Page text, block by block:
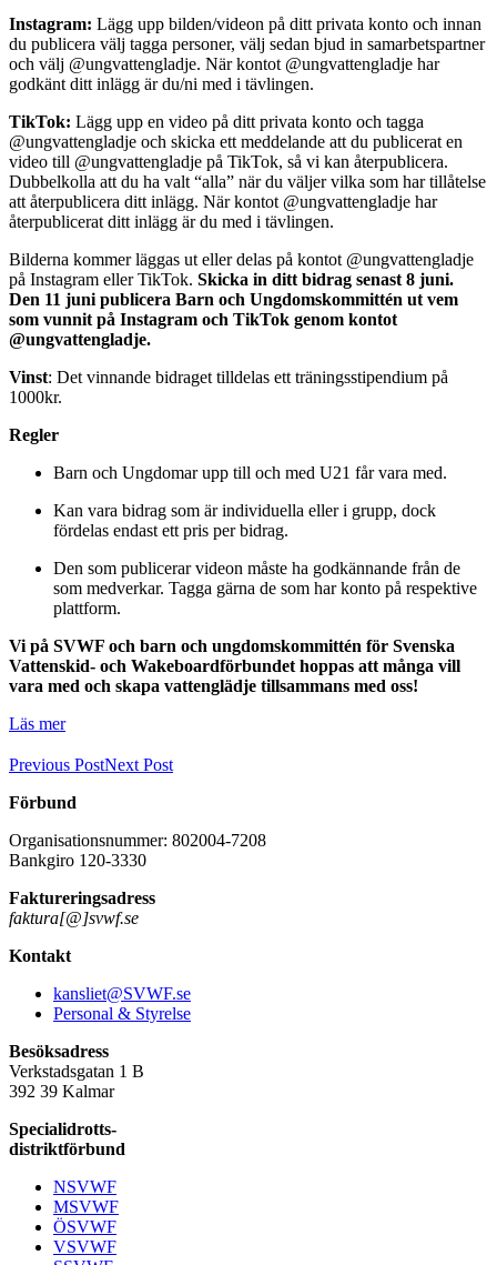
Instagram: Lägg upp bilden/videon på ditt privata konto och innan
du publicera välj tagga personer, välj sedan bjud in samarbetspartner
och välj @ungvattengladje. När kontot @ungvattengladje har
godkänt ditt inlägg är du/ni med i tävlingen.
TikTok: Lägg upp en video på ditt privata konto och tagga
@ungvattengladje och skicka ett meddelande att du publicerat en
video till @ungvattengladje på TikTok, så vi kan återpublicera.
Dubbelkolla att du ha valt “alla” när du väljer vilka som har tillåtelse
att återpublicera ditt inlägg. När kontot @ungvattengladje har
återpublicerat ditt inlägg är du med i tävlingen.
Bilderna kommer läggas ut eller delas på kontot @ungvattengladje
på Instagram eller TikTok. Skicka in ditt bidrag senast 8 juni.
Den 11 juni publicera Barn och Ungdomskommittén ut vem
som vunnit på Instagram och TikTok genom kontot
@ungvattengladje.
Vinst: Det vinnande bidraget tilldelas ett träningsstipendium på
1000kr.
Regler
Barn och Ungdomar upp till och med U21 får vara med.
Kan vara bidrag som är individuella eller i grupp, dock
fördelas endast ett pris per bidrag.
Den som publicerar videon måste ha godkännande från de
som medverkar. Tagga gärna de som har konto på respektive
plattform.
Vi på SVWF och barn och ungdomskommittén för Svenska
Vattenskid- och Wakeboardförbundet hoppas att många vill
vara med och skapa vattenglädje tillsammans med oss!
Läs mer
Previous PostNext Post
Förbund
Organisationsnummer: 802004-7208
Bankgiro 120-3330
Faktureringsadress
faktura[@]svwf.se
Kontakt
kansliet@SVWF.se
Personal & Styrelse
Besöksadress
Verkstadsgatan 1 B
392 39 Kalmar
Specialidrotts-
distriktförbund
NSVWF
MSVWF
ÖSVWF
VSVWF